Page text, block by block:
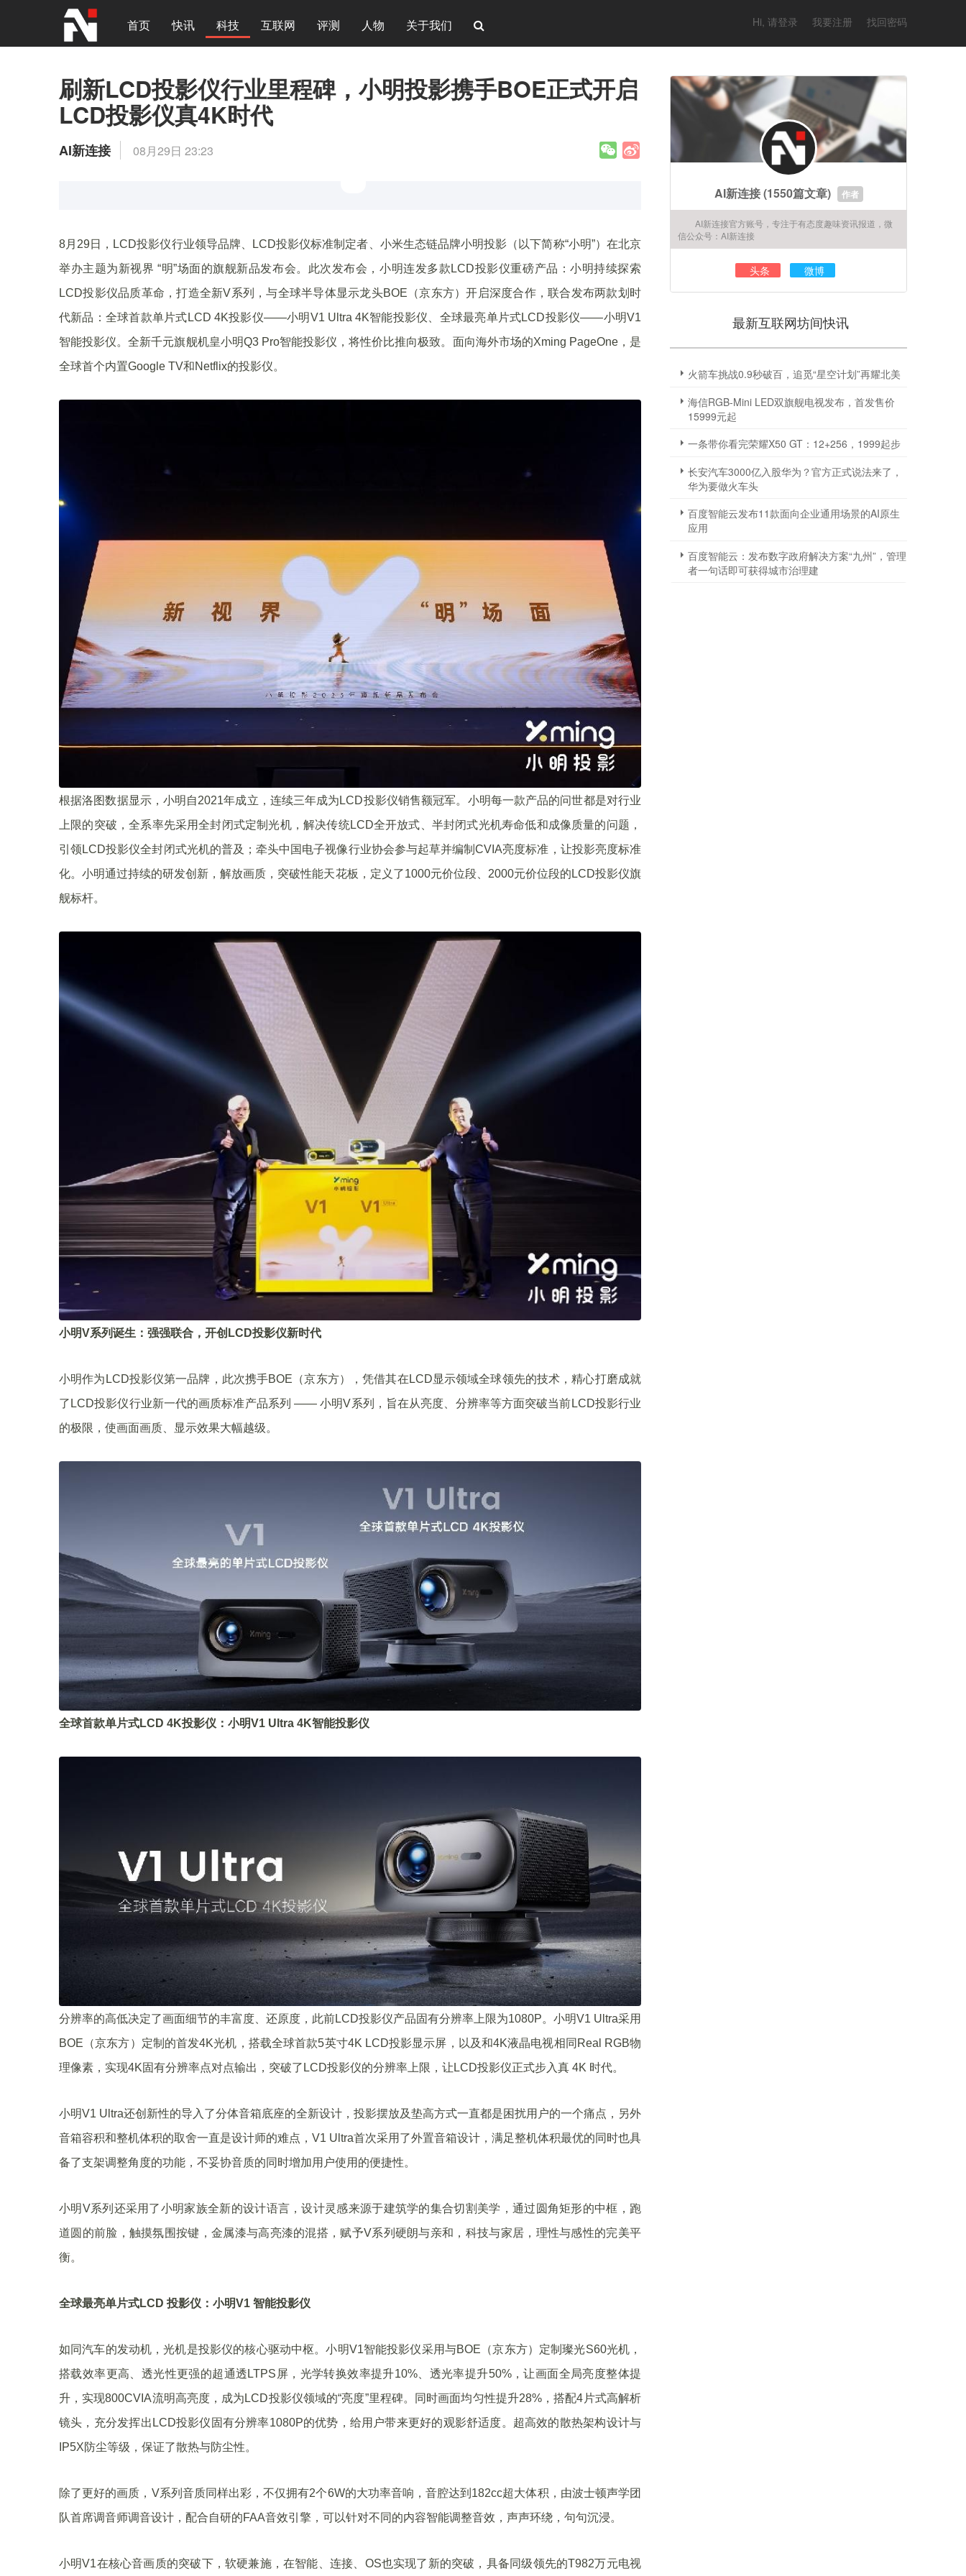
首页 快讯 科技 互联网 评测 人物 关于我们 Hi, 请登录 我要注册 找回密码
刷新LCD投影仪行业里程碑，小明投影携手BOE正式开启
LCD投影仪真4K时代
AI新连接 08月29日 23:23
8月29日，LCD投影仪行业领导品牌、LCD投影仪标准制定者、小米生态链品牌小明投影（以下简称“小明”）在北京
举办主题为新视界 “明”场面的旗舰新品发布会。此次发布会，小明连发多款LCD投影仪重磅产品：小明持续探索
LCD投影仪品质革命，打造全新V系列，与全球半导体显示龙头BOE（京东方）开启深度合作，联合发布两款划时
代新品：全球首款单片式LCD 4K投影仪——小明V1 Ultra 4K智能投影仪、全球最亮单片式LCD投影仪——小明V1
智能投影仪。全新千元旗舰机皇小明Q3 Pro智能投影仪，将性价比推向极致。面向海外市场的Xming PageOne，是
全球首个内置Google TV和Netflix的投影仪。
根据洛图数据显示，小明自2021年成立，连续三年成为LCD投影仪销售额冠军。小明每一款产品的问世都是对行业
上限的突破，全系率先采用全封闭式定制光机，解决传统LCD全开放式、半封闭式光机寿命低和成像质量的问题，
引领LCD投影仪全封闭式光机的普及；牵头中国电子视像行业协会参与起草并编制CVIA亮度标准，让投影亮度标准
化。小明通过持续的研发创新，解放画质，突破性能天花板，定义了1000元价位段、2000元价位段的LCD投影仪旗
舰标杆。
小明V系列诞生：强强联合，开创LCD投影仪新时代
小明作为LCD投影仪第一品牌，此次携手BOE（京东方），凭借其在LCD显示领域全球领先的技术，精心打磨成就
了LCD投影仪行业新一代的画质标准产品系列 —— 小明V系列，旨在从亮度、分辨率等方面突破当前LCD投影行业
的极限，使画面画质、显示效果大幅越级。
全球首款单片式LCD 4K投影仪：小明V1 Ultra 4K智能投影仪
分辨率的高低决定了画面细节的丰富度、还原度，此前LCD投影仪产品固有分辨率上限为1080P。小明V1 Ultra采用
BOE（京东方）定制的首发4K光机，搭载全球首款5英寸4K LCD投影显示屏，以及和4K液晶电视相同Real RGB物
理像素，实现4K固有分辨率点对点输出，突破了LCD投影仪的分辨率上限，让LCD投影仪正式步入真 4K 时代。
小明V1 Ultra还创新性的导入了分体音箱底座的全新设计，投影摆放及垫高方式一直都是困扰用户的一个痛点，另外
音箱容积和整机体积的取舍一直是设计师的难点，V1 Ultra首次采用了外置音箱设计，满足整机体积最优的同时也具
备了支架调整角度的功能，不妥协音质的同时增加用户使用的便捷性。
小明V系列还采用了小明家族全新的设计语言，设计灵感来源于建筑学的集合切割美学，通过圆角矩形的中框，跑
道圆的前脸，触摸氛围按键，金属漆与高亮漆的混搭，赋予V系列硬朗与亲和，科技与家居，理性与感性的完美平
衡。
全球最亮单片式LCD 投影仪：小明V1 智能投影仪
如同汽车的发动机，光机是投影仪的核心驱动中枢。小明V1智能投影仪采用与BOE（京东方）定制璨光S60光机，
搭载效率更高、透光性更强的超通透LTPS屏，光学转换效率提升10%、透光率提升50%，让画面全局亮度整体提
升，实现800CVIA流明高亮度，成为LCD投影仪领域的“亮度”里程碑。同时画面均匀性提升28%，搭配4片式高解析
镜头，充分发挥出LCD投影仪固有分辨率1080P的优势，给用户带来更好的观影舒适度。超高效的散热架构设计与
IP5X防尘等级，保证了散热与防尘性。
除了更好的画质，V系列音质同样出彩，不仅拥有2个6W的大功率音响，音腔达到182cc超大体积，由波士顿声学团
队首席调音师调音设计，配合自研的FAA音效引擎，可以针对不同的内容智能调整音效，声声环绕，句句沉浸。
小明V1在核心音画质的突破下，软硬兼施，在智能、连接、OS也实现了新的突破，具备同级领先的T982万元电视
AI新连接(1550篇文章) 作者
AI新连接官方账号，专注于有态度趣味资讯报道，微
信公众号：AI新连接
头条 微博
最新互联网坊间快讯
火箭车挑战0.9秒破百，追觅“星空计划”再耀北美
海信RGB-Mini LED双旗舰电视发布，首发售价
15999元起
一条带你看完荣耀X50 GT：12+256，1999起步
长安汽车3000亿入股华为？官方正式说法来了，
华为要做火车头
百度智能云发布11款面向企业通用场景的AI原生
应用
百度智能云：发布数字政府解决方案“九州”，管理
者一句话即可获得城市治理建